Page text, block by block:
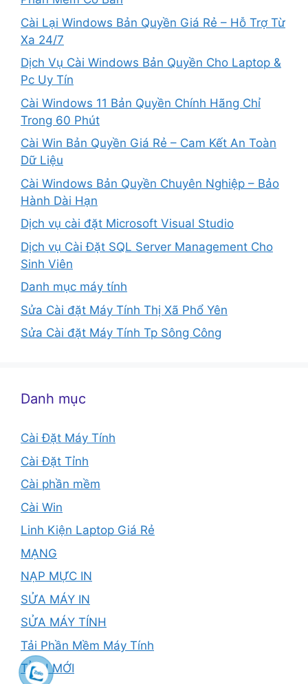
Cài Lại Windows Bản Quyền Giá Rẻ – Hỗ Trợ Từ
Xa 24/7
Dịch Vụ Cài Windows Bản Quyền Cho Laptop &
Pc Uy Tín
Cài Windows 11 Bản Quyền Chính Hãng Chỉ
Trong 60 Phút
Cài Win Bản Quyền Giá Rẻ – Cam Kết An Toàn
Dữ Liệu
Cài Windows Bản Quyền Chuyên Nghiệp – Bảo
Hành Dài Hạn
Dịch vụ cài đặt Microsoft Visual Studio
Dịch vụ Cài Đặt SQL Server Management Cho
Sinh Viên
Danh mục máy tính
Sửa Cài đặt Máy Tính Thị Xã Phổ Yên
Sửa Cài đặt Máy Tính Tp Sông Công
Danh mục
Cài Đặt Máy Tính
Cài Đặt Tỉnh
Cài phần mềm
Cài Win
Linh Kiện Laptop Giá Rẻ
MẠNG
NẠP MỰC IN
SỬA MÁY IN
SỬA MÁY TÍNH
Tải Phần Mềm Máy Tính
TỈNH MỚI